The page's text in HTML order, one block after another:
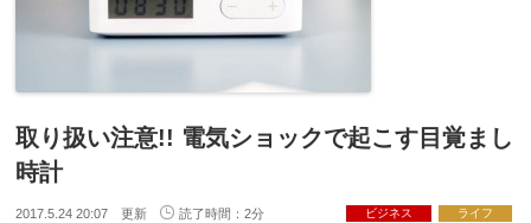
取り扱い注意!! 電気ショックで起こす目覚まし
時計
2017.5.24 20:07 更新 読了時間：2分 ビジネス ライフ